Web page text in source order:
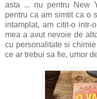
asta ... nu pentru New
pentru ca am simtit ca o
intamplat, am citit-o intr-
mea a avut nevoie de
cu personalitate si
ce ar trebui sa fie, umor